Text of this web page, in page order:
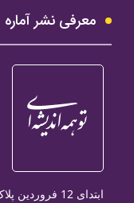
معرفی نشر آماره